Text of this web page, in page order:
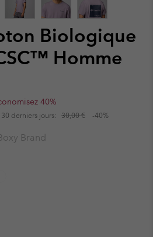
Biologique
Homme
40%
derniers jours: 30,00 € -40%
Brand